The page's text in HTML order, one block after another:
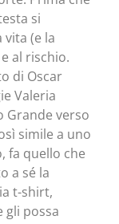
si
(e la
al rischio.
di Oscar
Valeria
Grande verso
simile a uno
fa quello che
a sé la
t-shirt,
gli possa